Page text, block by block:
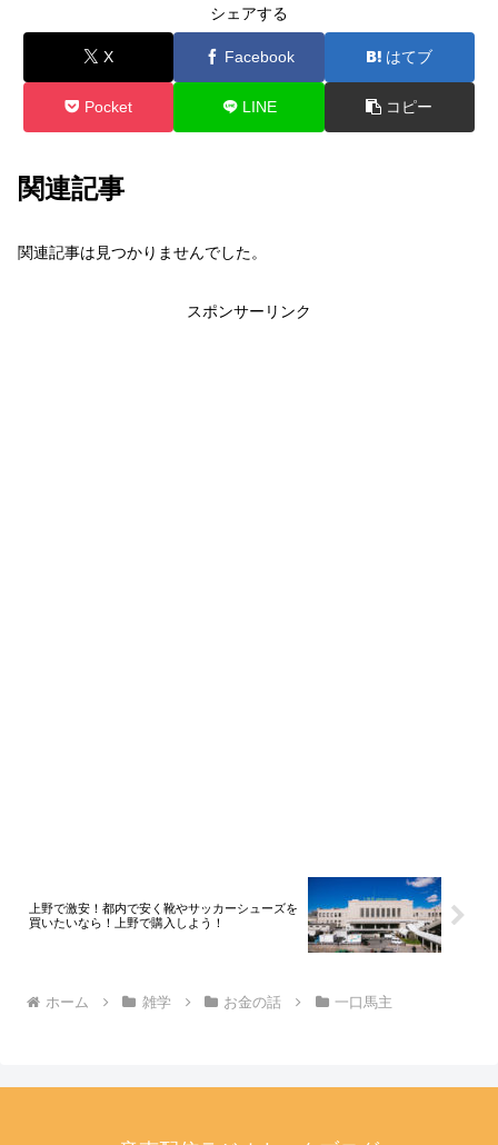
シェアする
X Facebook はてブ
Pocket LINE コピー
関連記事
関連記事は見つかりませんでした。
スポンサーリンク
上野で激安！都内で安く靴やサッカーシューズを
買いたいなら！上野で購入しよう！
ホーム 雑学 お金の話 一口馬主